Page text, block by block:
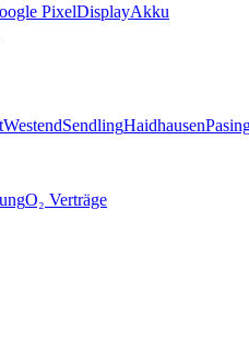
PixelDisplayAkku
WestendSendlingHaidhausen
O₂ Verträge